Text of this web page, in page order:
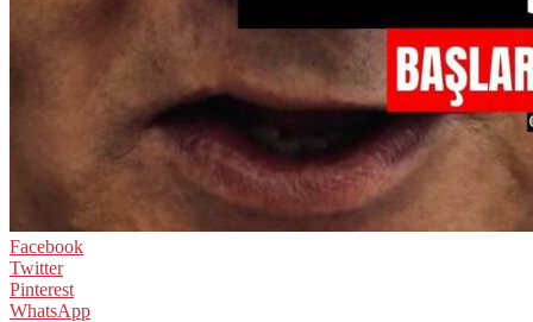
Facebook
Twitter
Pinterest
WhatsApp